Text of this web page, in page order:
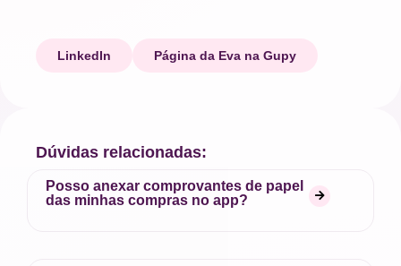
LinkedIn Página da Eva na Gupy
Dúvidas relacionadas:
Posso anexar comprovantes de papel
das minhas compras no app?